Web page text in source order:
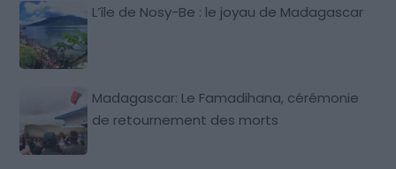
L’île de Nosy-Be : le joyau de Madagascar
Madagascar: Le Famadihana, cérémonie
de retournement des morts